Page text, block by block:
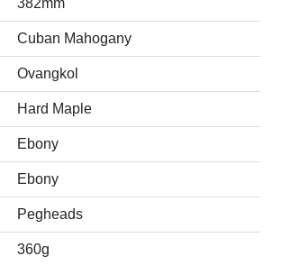
Cuban Mahogany
Ovangkol
Hard Maple
Ebony
Ebony
Pegheads
360g